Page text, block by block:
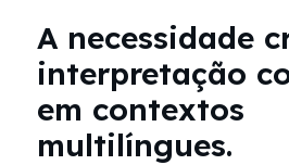
A necessidade
interpretação
em contextos
multilíngues.